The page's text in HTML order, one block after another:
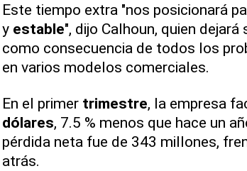
Este tiempo extra "nos posicionará
y estable", dijo Calhoun, quien
como consecuencia de todos los
en varios modelos comerciales.
En el primer trimestre, la empresa
dólares, 7.5 % menos que hace un
pérdida neta fue de 343 millones,
atrás.